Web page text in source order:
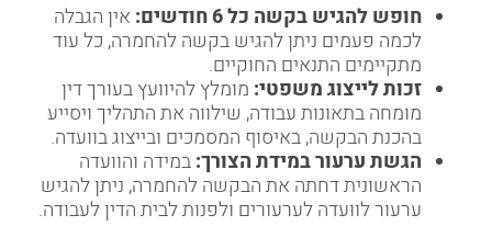
חופש להגיש בקשה כל 6 חודשים : אין הגבלה
לכמה פעמים ניתן להגיש בקשה להחמרה, כל עוד
מתקיימים התנאים החוקיים.
זכות לייצוג משפטי: מומלץ להיוועץ בעורך דין
מומחה בתאונות עבודה, שילווה את התהליך ויסייע
בהכנת הבקשה, באיסוף המסמכים ובייצוג בוועדה.
הגשת ערעור במידת הצורך:במידה והוועדה
הראשונית דחתה את הבקשה להחמרה, ניתן להגיש
ערעור לוועדה לערעורים ולפנות לבית הדין לעבודה.